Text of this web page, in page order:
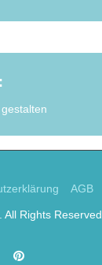
All Rights Reserved
AGB